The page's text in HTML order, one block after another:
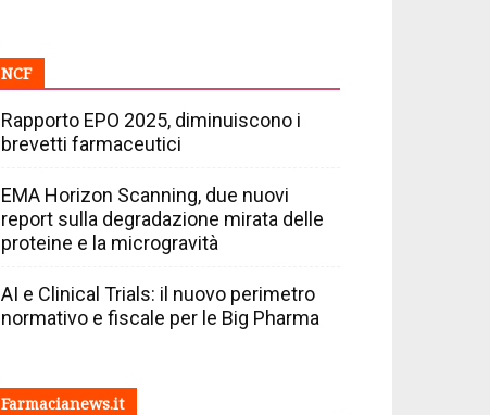
NCF
Rapporto EPO 2025, diminuiscono i
brevetti farmaceutici
EMA Horizon Scanning, due nuovi
report sulla degradazione mirata delle
proteine e la microgravità
AI e Clinical Trials: il nuovo perimetro
normativo e fiscale per le Big Pharma
Farmacianews.it